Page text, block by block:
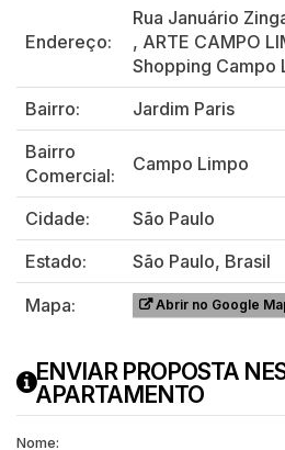
Endereço:
Rua Januário
, ARTE CAMPO
Shopping Campo
Bairro:
Jardim Paris
Bairro
Comercial:
Campo Limpo
Cidade:
São Paulo
Estado:
São Paulo, Brasil
Mapa:
Abrir no Google
ENVIAR PROPOSTA
APARTAMENTO
Nome: